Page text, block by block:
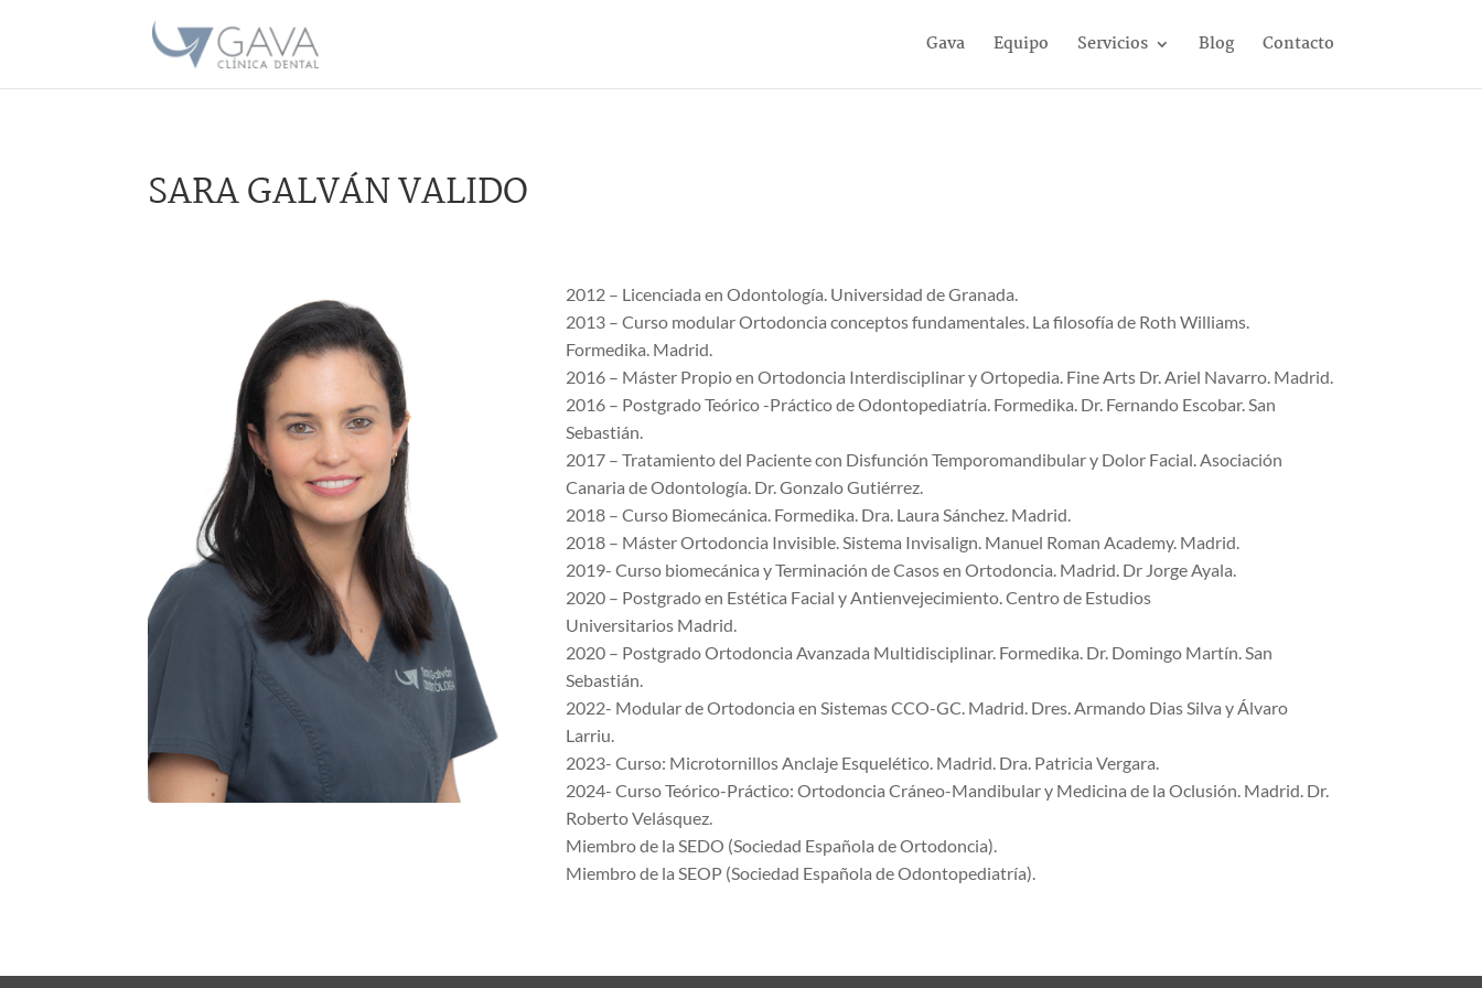
Gava Equipo Servicios Blog Contacto
SARA GALVÁN VALIDO
2012 – Licenciada en Odontología. Universidad de Granada.
2013 – Curso modular Ortodoncia conceptos fundamentales. La filosofía de Roth Williams.
Formedika. Madrid.
2016 – Máster Propio en Ortodoncia Interdisciplinar y Ortopedia. Fine Arts Dr. Ariel Navarro. Madrid.
2016 – Postgrado Teórico -Práctico de Odontopediatría. Formedika. Dr. Fernando Escobar. San
Sebastián.
2017 – Tratamiento del Paciente con Disfunción Temporomandibular y Dolor Facial. Asociación
Canaria de Odontología. Dr. Gonzalo Gutiérrez.
2018 – Curso Biomecánica. Formedika. Dra. Laura Sánchez. Madrid.
2018 – Máster Ortodoncia Invisible. Sistema Invisalign. Manuel Roman Academy. Madrid.
2019- Curso biomecánica y Terminación de Casos en Ortodoncia. Madrid. Dr Jorge Ayala.
2020 – Postgrado en Estética Facial y Antienvejecimiento. Centro de Estudios
Universitarios Madrid.
2020 – Postgrado Ortodoncia Avanzada Multidisciplinar. Formedika. Dr. Domingo Martín. San
Sebastián.
2022- Modular de Ortodoncia en Sistemas CCO-GC. Madrid. Dres. Armando Dias Silva y Álvaro
Larriu.
2023- Curso: Microtornillos Anclaje Esquelético. Madrid. Dra. Patricia Vergara.
2024- Curso Teórico-Práctico: Ortodoncia Cráneo-Mandibular y Medicina de la Oclusión. Madrid. Dr.
Roberto Velásquez.
Miembro de la SEDO (Sociedad Española de Ortodoncia).
Miembro de la SEOP (Sociedad Española de Odontopediatría).